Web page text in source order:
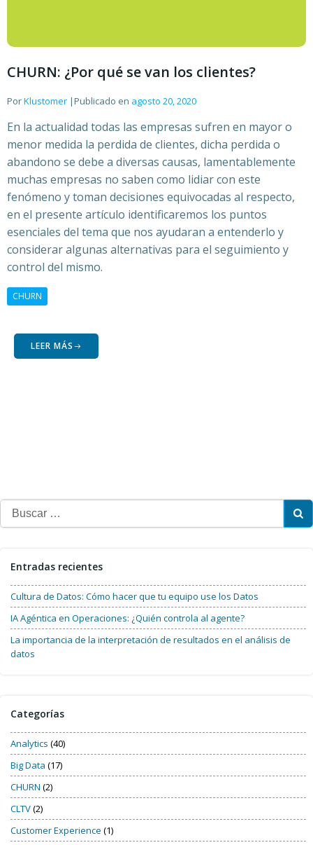
CHURN: ¿Por qué se van los clientes?
PorKlustomer |Publicado en agosto 20, 2020
En la actualidad todas las empresas sufren en mayor o
menor medida la perdida de clientes, dicha perdida o
abandono se debe a diversas causas, lamentablemente
muchas empresas no saben como lidiar con este
fenómeno y toman decisiones equivocadas al respecto,
en el presente artículo identificaremos los puntos
esenciales del tema que nos ayudaran a entenderlo y
considerar algunas alternativas para el seguimiento y
control del mismo.
CHURN
LEER MÁS
Buscar:
Entradas recientes
Cultura de Datos: Cómo hacer que tu equipo use los Datos
IA Agéntica en Operaciones: ¿Quién controla al agente?
La importancia de la interpretación de resultados en el análisis de
datos
Categorías
Analytics (40)
Big Data (17)
CHURN (2)
CLTV(2)
Customer Experience (1)